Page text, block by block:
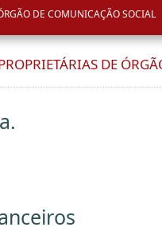
DE COMUNICAÇÃO SOCIAL
DE